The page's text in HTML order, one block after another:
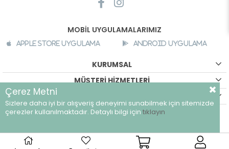
MOBİL UYGULAMALARIMIZ
Apple Store Uygulama Android Uygulama
KURUMSAL
MÜŞTERİ HİZMETLERİ
©breeze.com.tr - Tüm hakları saklıdır.
Çerez Metni
Sizlere daha iyi bir alışveriş deneyimi sunabilmek için sitemizde
çerezler kullanılmaktadır. Detaylı bilgi için tıklayın